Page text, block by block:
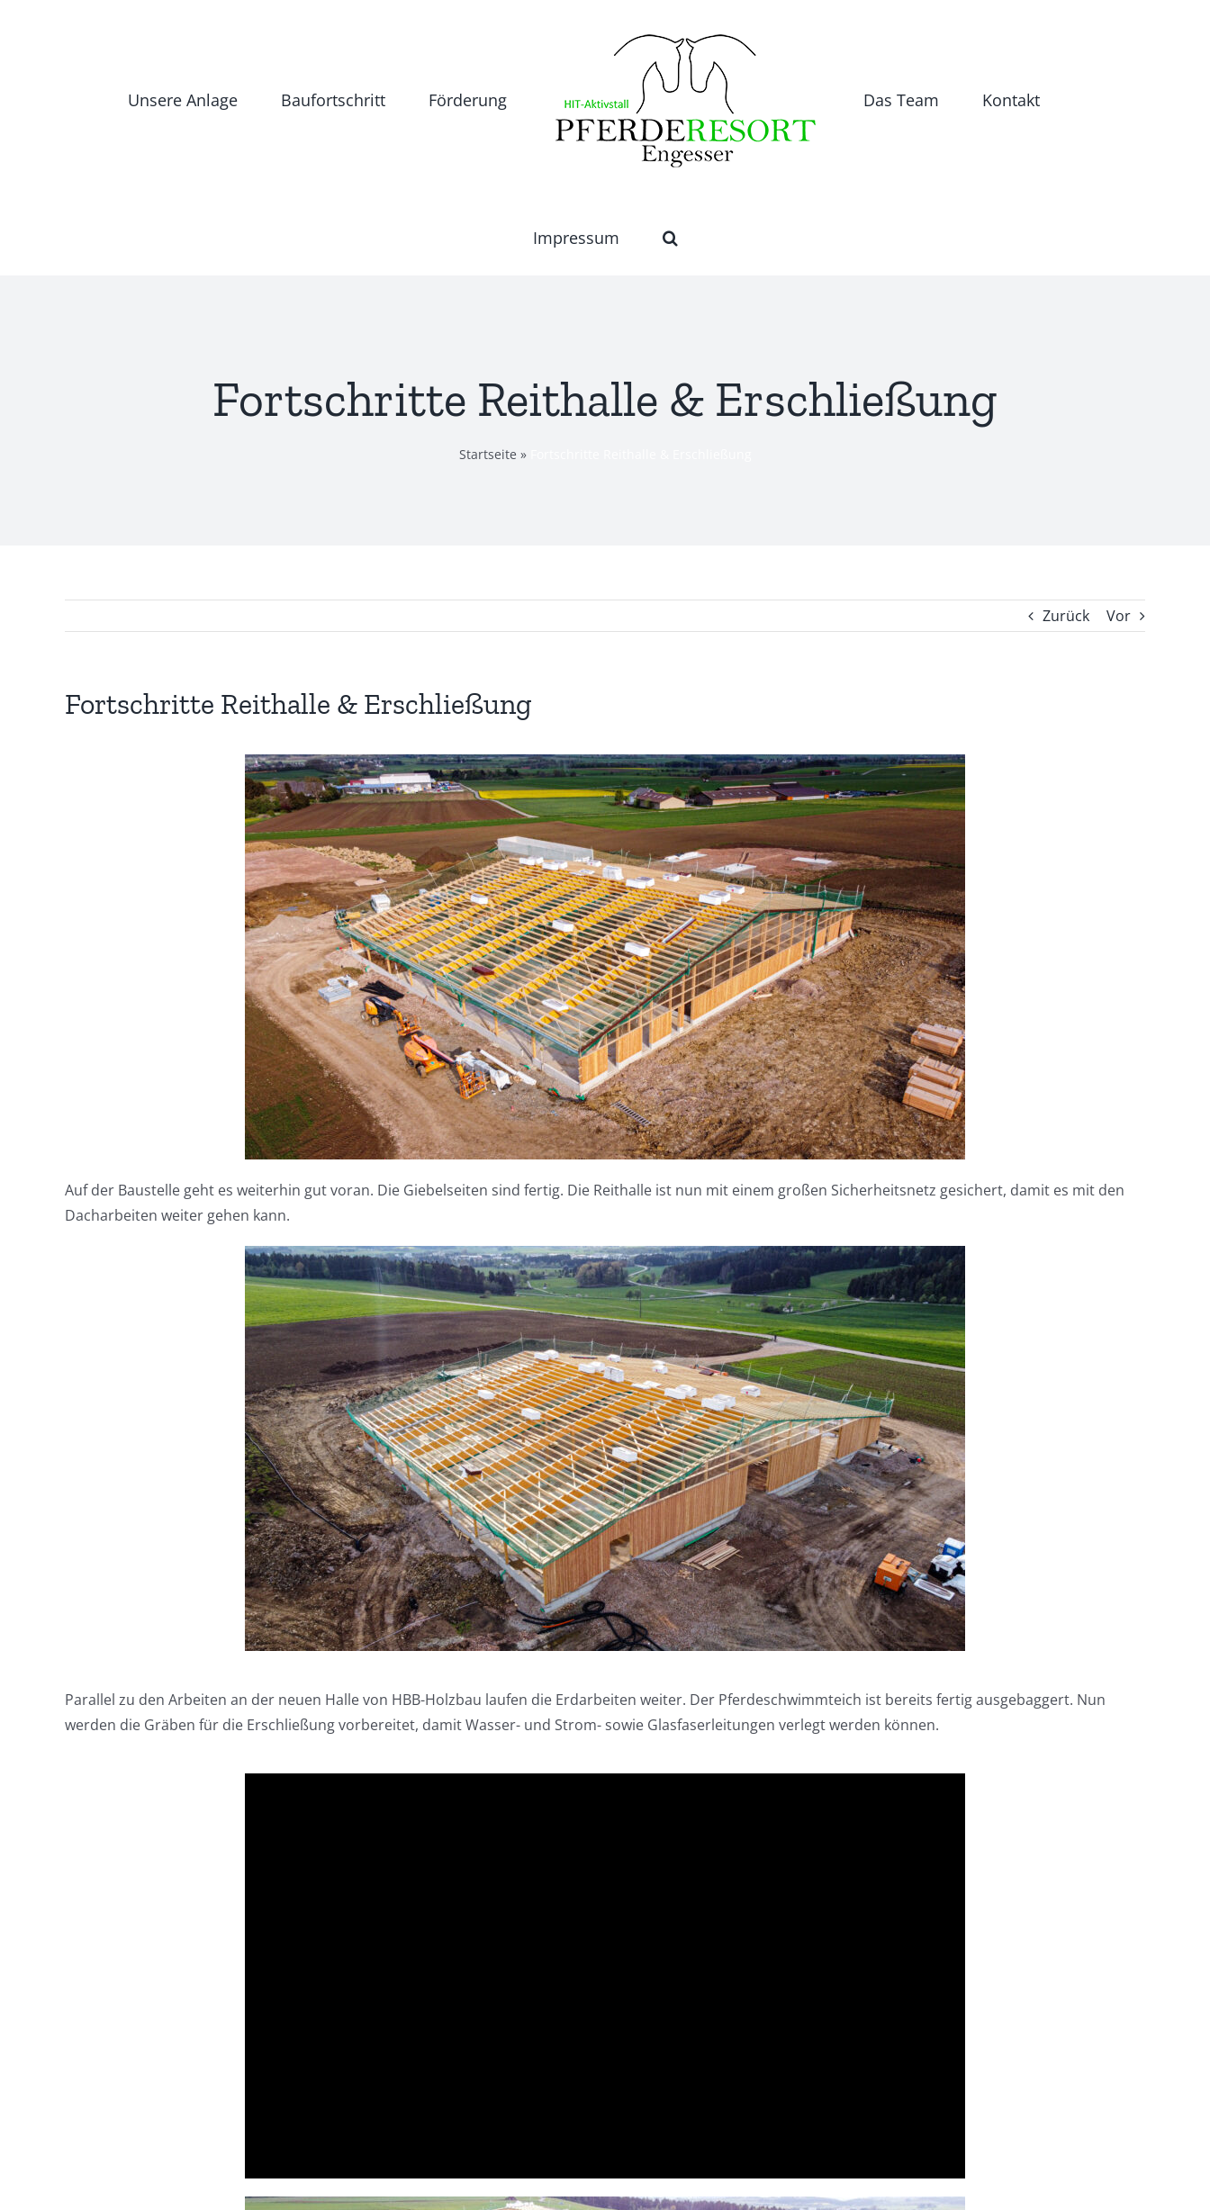
Unsere Anlage Baufortschritt Förderung Das Team Kontakt
Impressum
Fortschritte Reithalle & Erschließung
Startseite »
Zurück Vor
Fortschritte Reithalle & Erschließung
Auf der Baustelle geht es weiterhin gut voran. Die Giebelseiten sind fertig. Die Reithalle ist nun mit einem großen Sicherheitsnetz gesichert, damit es mit den
Dacharbeiten weiter gehen kann.
Parallel zu den Arbeiten an der neuen Halle von HBB-Holzbau laufen die Erdarbeiten weiter. Der Pferdeschwimmteich ist bereits fertig ausgebaggert. Nun
werden die Gräben für die Erschließung vorbereitet, damit Wasser- und Strom- sowie Glasfaserleitungen verlegt werden können.